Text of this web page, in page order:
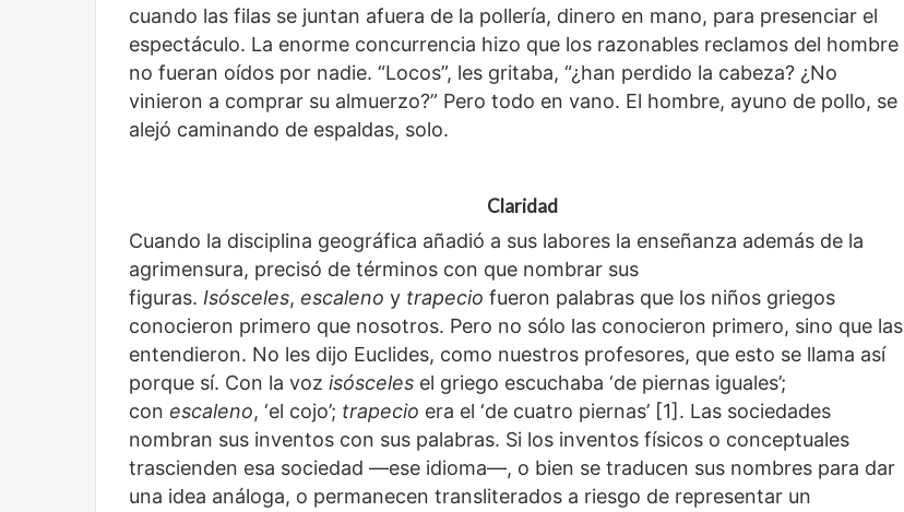
cuando las filas se juntan afuera de la pollería, dinero en mano, para presenciar el
espectáculo. La enorme concurrencia hizo que los razonables reclamos del hombre
no fueran oídos por nadie. “Locos”, les gritaba, “¿han perdido la cabeza? ¿No
vinieron a comprar su almuerzo?” Pero todo en vano. El hombre, ayuno de pollo, se
alejó caminando de espaldas, solo.
Claridad
Cuando la disciplina geográfica añadió a sus labores la enseñanza además de la
agrimensura, precisó de términos con que nombrar sus
figuras. Isósceles, escaleno y trapecio fueron palabras que los niños griegos
conocieron primero que nosotros. Pero no sólo las conocieron primero, sino que las
entendieron. No les dijo Euclides, como nuestros profesores, que esto se llama así
porque sí. Con la voz isósceles el griego escuchaba ‘de piernas iguales’;
con escaleno, ‘el cojo’; trapecio era el ‘de cuatro piernas’ [1]. Las sociedades
nombran sus inventos con sus palabras. Si los inventos físicos o conceptuales
trascienden esa sociedad —ese idioma—, o bien se traducen sus nombres para dar
una idea análoga, o permanecen transliterados a riesgo de representar un